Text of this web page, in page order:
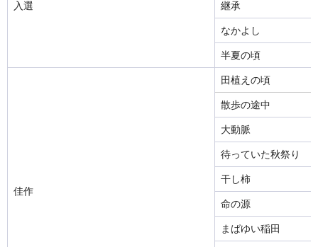
入選 継承
なかよし
半夏の頃
佳作
田植えの頃
散歩の途中
大動脈
待っていた秋祭り
干し柿
命の源
まばゆい稲田